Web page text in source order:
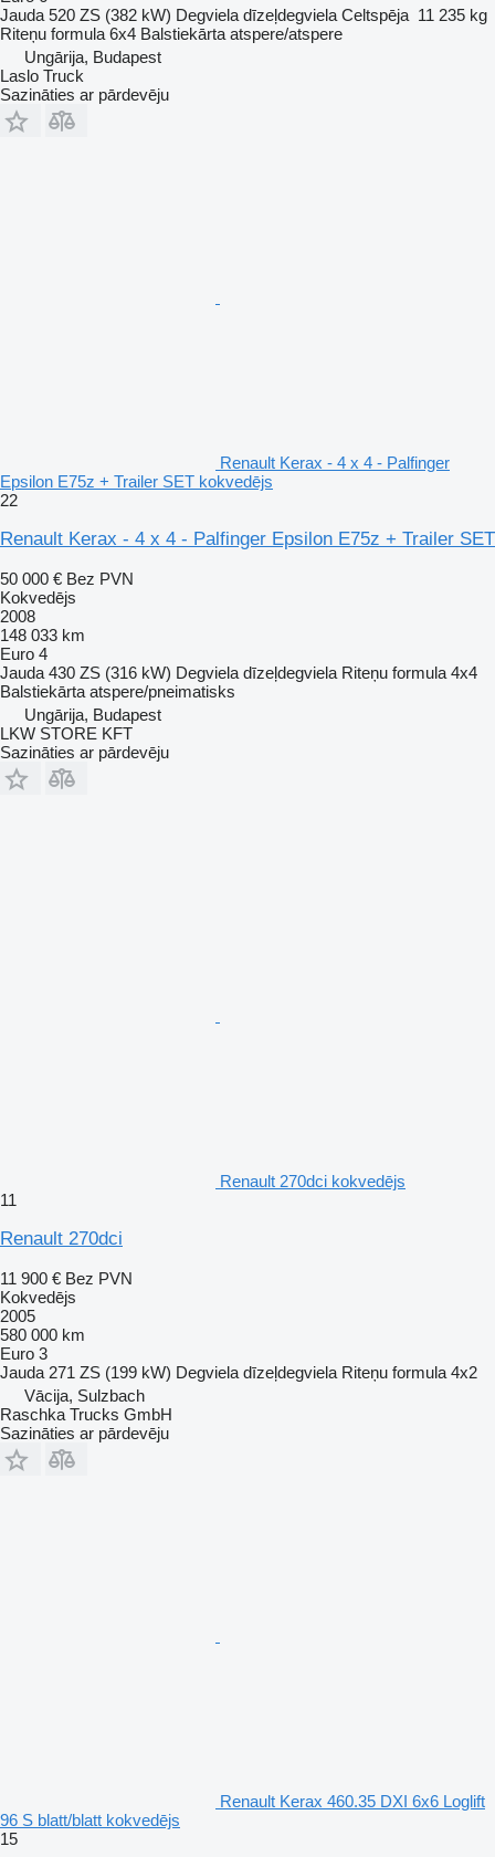
Jauda 520 ZS (382 kW) Degviela dīzeļdegviela Celtspēja 11 235 kg
Riteņu formula 6x4 Balstiekārta atspere/atspere
Ungārija, Budapest
Laslo Truck
Sazināties ar pārdevēju
Renault Kerax - 4 x 4 - Palfinger
Epsilon E75z + Trailer SET kokvedējs
22
Renault Kerax - 4 x 4 - Palfinger Epsilon E75z + Trailer SET
50 000 € Bez PVN
Kokvedējs
2008
148 033 km
Euro 4
Jauda 430 ZS (316 kW) Degviela dīzeļdegviela Riteņu formula 4x4
Balstiekārta atspere/pneimatisks
Ungārija, Budapest
LKW STORE KFT
Sazināties ar pārdevēju
Renault 270dci kokvedējs
11
Renault 270dci
11 900 € Bez PVN
Kokvedējs
2005
580 000 km
Euro 3
Jauda 271 ZS (199 kW) Degviela dīzeļdegviela Riteņu formula 4x2
Vācija, Sulzbach
Raschka Trucks GmbH
Sazināties ar pārdevēju
Renault Kerax 460.35 DXI 6x6 Loglift
96 S blatt/blatt kokvedējs
15